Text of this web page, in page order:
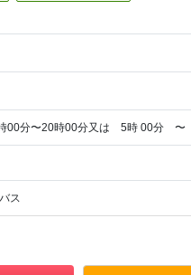
時00分〜20時00分又は 5時 00分
ス